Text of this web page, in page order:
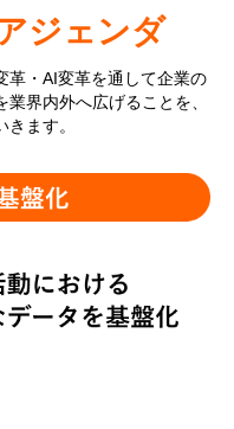
ジェンダ
革・AI変革を通して企業の
界内外へ広げることを、
ます。